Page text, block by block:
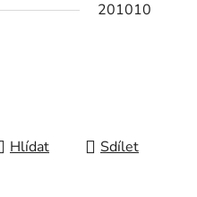
201010
Hlídat Sdílet